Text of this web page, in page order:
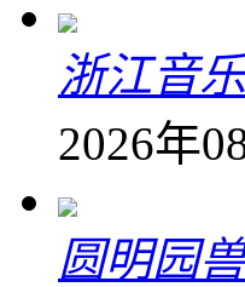
浙江音
2026年
圆明园